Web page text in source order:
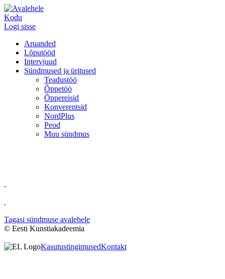
Kodu
Logi sisse
Aruanded
Lõputööd
Intervjuud
Sündmused ja üritused
Teadustöö
Õppetöö
Õppereisid
Konverentsid
NordPlus
Peod
Muu sündmus
Tagasi sündmuse avalehele
© Eesti Kunstiakadeemia
KasutustingimusedKontakt